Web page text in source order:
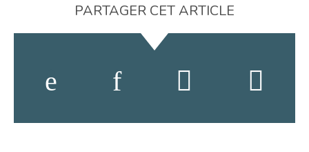
PARTAGER CET ARTICLE